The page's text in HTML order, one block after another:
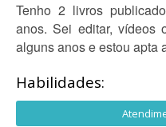
Tenho 2 livros
anos. Sei editar, vídeos
alguns anos e estou apta
Habilidades: